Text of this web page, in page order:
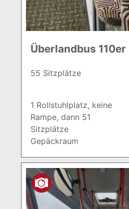
Überlandbus 110er
55 Sitzplätze
1 Rollstuhlplatz, keine
Rampe, dann 51
Sitzplätze
Gepäckraum